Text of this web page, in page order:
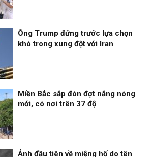
Ông Trump đứng trước lựa chọn
khó trong xung đột với Iran
Miền Bắc sắp đón đợt nắng nóng
mới, có nơi trên 37 độ
Ảnh đầu tiên về miệng hố do tên